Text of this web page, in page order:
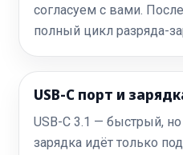
согласуем с вами.
полный цикл разряда-
USB-C порт и
USB-C 3.1 — быстрый,
зарядка идёт только